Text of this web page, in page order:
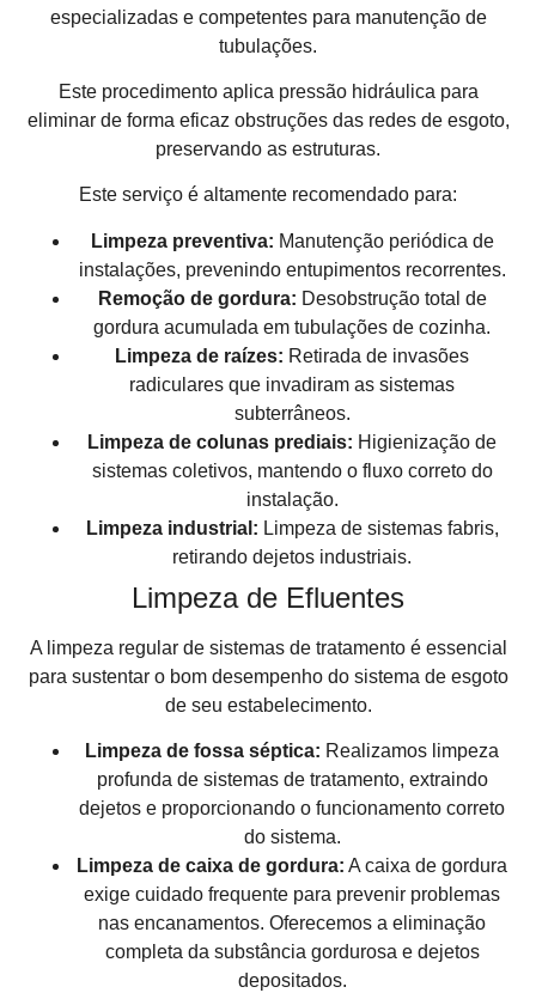
especializadas e competentes para manutenção de
tubulações.
Este procedimento aplica pressão hidráulica para
eliminar de forma eficaz obstruções das redes de esgoto,
preservando as estruturas.
Este serviço é altamente recomendado para:
Limpeza preventiva: Manutenção periódica de
instalações, prevenindo entupimentos recorrentes.
Remoção de gordura: Desobstrução total de
gordura acumulada em tubulações de cozinha.
Limpeza de raízes: Retirada de invasões
radiculares que invadiram as sistemas
subterrâneos.
Limpeza de colunas prediais: Higienização de
sistemas coletivos, mantendo o fluxo correto do
instalação.
Limpeza industrial: Limpeza de sistemas fabris,
retirando dejetos industriais.
Limpeza de Efluentes
A limpeza regular de sistemas de tratamento é essencial
para sustentar o bom desempenho do sistema de esgoto
de seu estabelecimento.
Limpeza de fossa séptica: Realizamos limpeza
profunda de sistemas de tratamento, extraindo
dejetos e proporcionando o funcionamento correto
do sistema.
Limpeza de caixa de gordura: A caixa de gordura
exige cuidado frequente para prevenir problemas
nas encanamentos. Oferecemos a eliminação
completa da substância gordurosa e dejetos
depositados.